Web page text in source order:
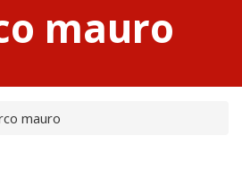
mauro
mauro